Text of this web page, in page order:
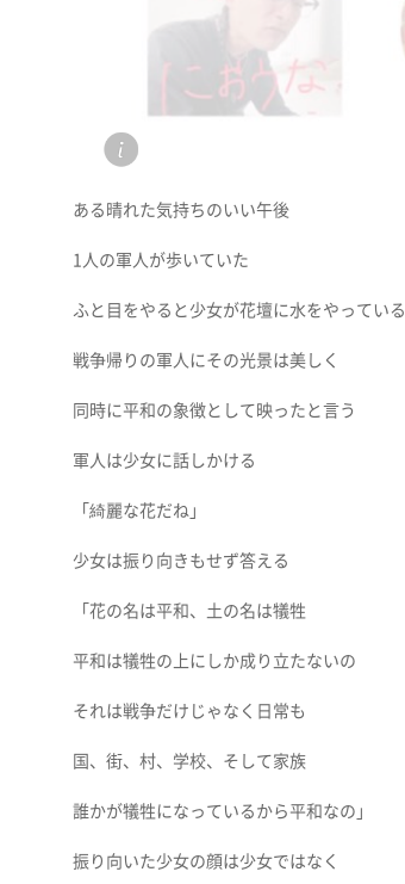
ある晴れた気持ちのいい午後
1人の軍人が歩いていた
ふと目をやると少女が花壇に水をやっている
戦争帰りの軍人にその光景は美しく
同時に平和の象徴として映ったと言う
軍人は少女に話しかける
「綺麗な花だね」
少女は振り向きもせず答える
「花の名は平和、土の名は犠牲
平和は犠牲の上にしか成り立たないの
それは戦争だけじゃなく日常も
国、街、村、学校、そして家族
誰かが犠牲になっているから平和なの」
振り向いた少女の顔は少女ではなく